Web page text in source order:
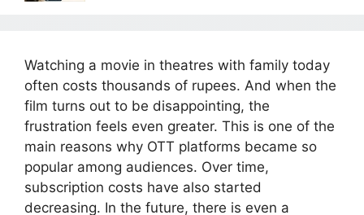
Watching a movie in theatres with family today
often costs thousands of rupees. And when the
film turns out to be disappointing, the
frustration feels even greater. This is one of the
main reasons why OTT platforms became so
popular among audiences. Over time,
subscription costs have also started
decreasing. In the future, there is even a